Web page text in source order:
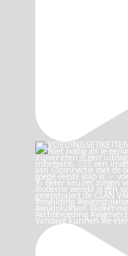
Vandaag kunnen we